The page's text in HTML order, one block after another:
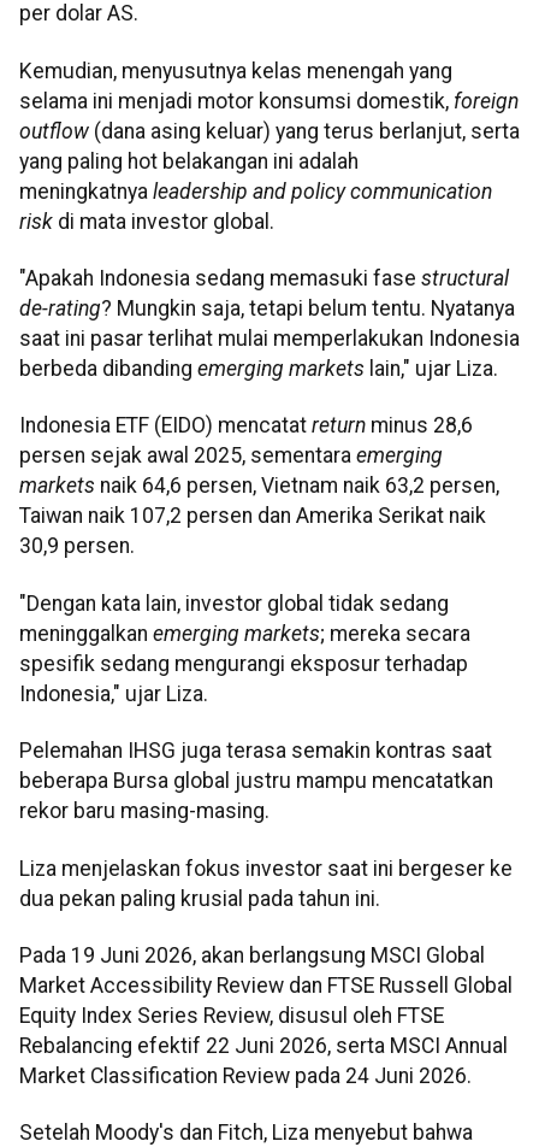
per dolar AS.
Kemudian, menyusutnya kelas menengah yang
selama ini menjadi motor konsumsi domestik, foreign
outflow (dana asing keluar) yang terus berlanjut, serta
yang paling hot belakangan ini adalah
meningkatnya leadership and policy communication
risk di mata investor global.
"Apakah Indonesia sedang memasuki fase structural
de-rating? Mungkin saja, tetapi belum tentu. Nyatanya
saat ini pasar terlihat mulai memperlakukan Indonesia
berbeda dibanding emerging markets lain," ujar Liza.
Indonesia ETF (EIDO) mencatat return minus 28,6
persen sejak awal 2025, sementara emerging
markets naik 64,6 persen, Vietnam naik 63,2 persen,
Taiwan naik 107,2 persen dan Amerika Serikat naik
30,9 persen.
"Dengan kata lain, investor global tidak sedang
meninggalkan emerging markets; mereka secara
spesifik sedang mengurangi eksposur terhadap
Indonesia," ujar Liza.
Pelemahan IHSG juga terasa semakin kontras saat
beberapa Bursa global justru mampu mencatatkan
rekor baru masing-masing.
Liza menjelaskan fokus investor saat ini bergeser ke
dua pekan paling krusial pada tahun ini.
Pada 19 Juni 2026, akan berlangsung MSCI Global
Market Accessibility Review dan FTSE Russell Global
Equity Index Series Review, disusul oleh FTSE
Rebalancing efektif 22 Juni 2026, serta MSCI Annual
Market Classification Review pada 24 Juni 2026.
Setelah Moody's dan Fitch, Liza menyebut bahwa